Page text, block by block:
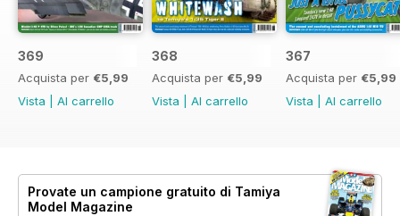
369
Acquista per €5,99
Vista
Al carrello
368
Acquista per €5,99
Vista
Al carrello
367
Acquista per €5,99
Vista
Al carrello
Provate un campione gratuito di Tamiya
Model Magazine